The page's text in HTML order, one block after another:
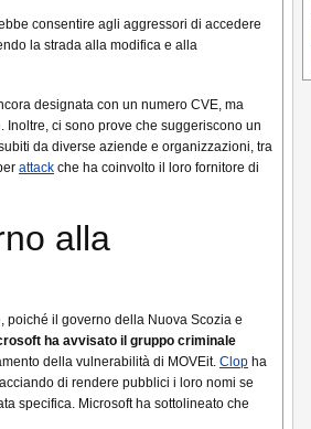
consentire agli aggressori di accedere
la strada alla modifica e alla
designata con un numero CVE, ma
ci sono prove che suggeriscono un
da diverse aziende e organizzazioni, tra
attack che ha coinvolto il loro fornitore di
alla
poiché il governo della Nuova Scozia e
ha avvisato il gruppo criminale
della vulnerabilità di MOVEit. Clop ha
di rendere pubblici i loro nomi se
specifica. Microsoft ha sottolineato che